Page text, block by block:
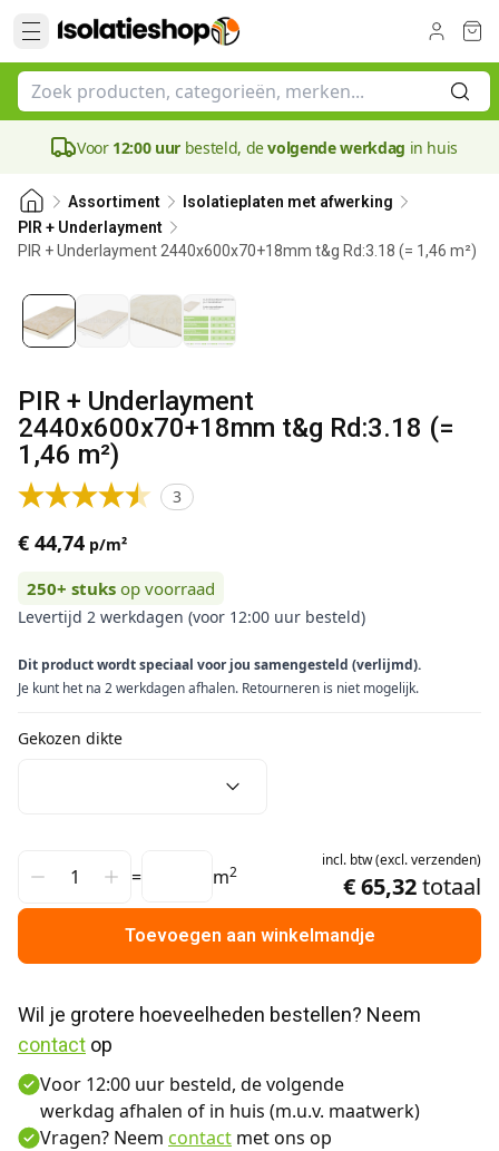
Voor 12:00 uur besteld, devolgende werkdag in huis
Assortiment
Isolatieplaten met afwerking
PIR + Underlayment
PIR + Underlayment 2440x600x70+18mm t&g Rd:3.18 (= 1,46 m²)
70 mm
PIR + Underlayment
2440x600x70+18mm t&g Rd:3.18 (=
1,46 m²)
3
€ 44,74 p/m²
250+ stuks op voorraad
Levertijd 2 werkdagen (voor 12:00 uur besteld)
Dit product wordt speciaal voor jou samengesteld (verlijmd).
Je kunt het na 2 werkdagen afhalen. Retourneren is niet mogelijk.
Gekozen dikte
= m2
incl. btw(excl.verzenden)
€ 65,32totaal
Toevoegen aan winkelmandje
contact op
Voor 12:00 uur besteld, de volgende
werkdag afhalen of in huis (m.u.v. maatwerk)
Vragen? Neem contact met ons op